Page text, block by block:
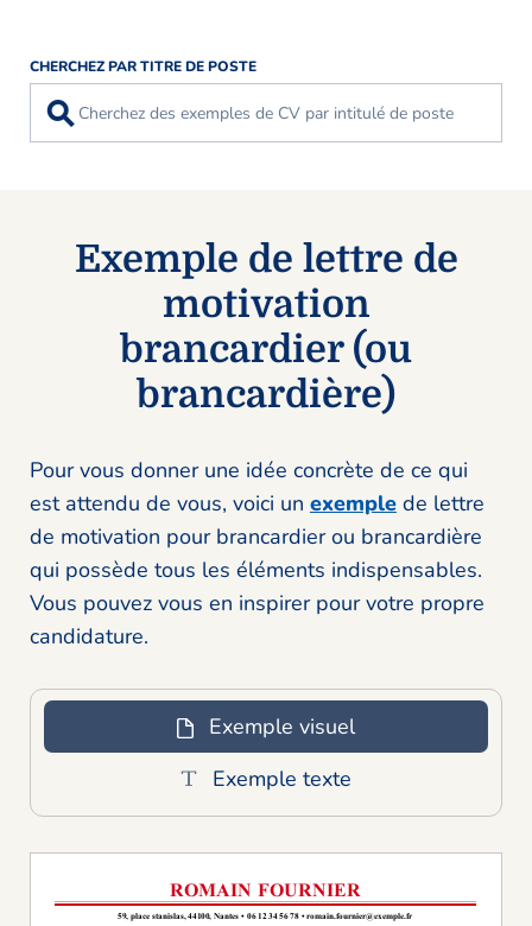
CHERCHEZ PAR TITRE DE POSTE
⚲
Exemple de lettre de
motivation
brancardier (ou
brancardière)
Pour vous donner une idée concrète de ce qui
est attendu de vous, voici un exemple de lettre
de motivation pour brancardier ou brancardière
qui possède tous les éléments indispensables.
Vous pouvez vous en inspirer pour votre propre
candidature.
Exemple visuel
Exemple texte